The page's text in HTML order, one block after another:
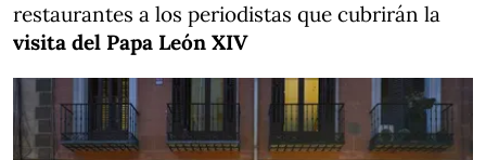
restaurantes a los periodistas que cubrirán la
visita del Papa León XIV